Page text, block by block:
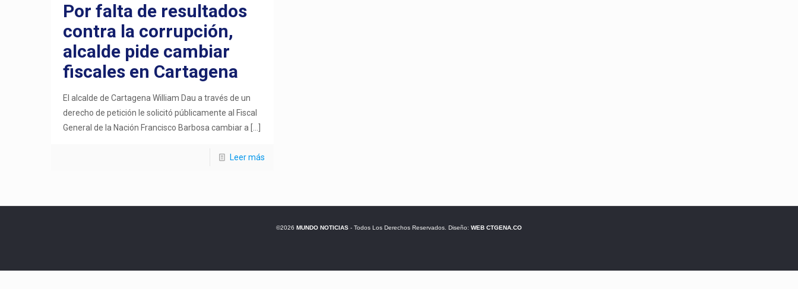
Por falta de resultados
contra la corrupción,
alcalde pide cambiar
fiscales en Cartagena
El alcalde de Cartagena William Dau a través de un
derecho de petición le solicitó públicamente al Fiscal
General de la Nación Francisco Barbosa cambiar a
Leer más
©2026 MUNDO NOTICIAS- Todos Los Derechos Reservados. Diseño: WEB CTGENA.CO